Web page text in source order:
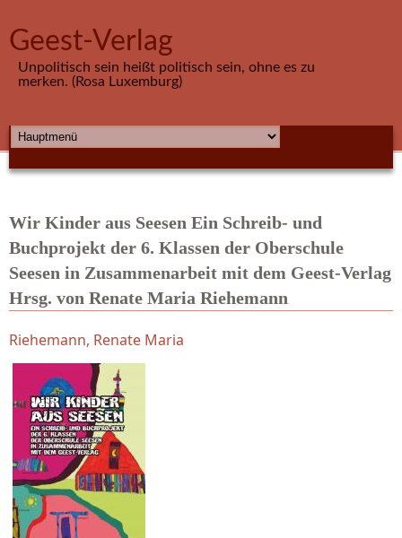
Geest-Verlag
Unpolitisch sein heißt politisch sein, ohne es zu
merken. (Rosa Luxemburg)
HAUPTMENÜ
Wir Kinder aus Seesen Ein Schreib- und
Buchprojekt der 6. Klassen der Oberschule
Seesen in Zusammenarbeit mit dem Geest-Verlag
Hrsg. von Renate Maria Riehemann
Riehemann, Renate Maria